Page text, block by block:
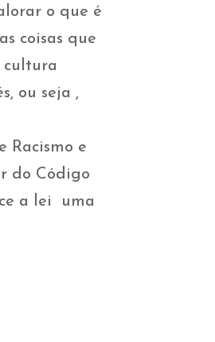
o que é
coisas que
cultura
ou seja ,
Racismo e
do Código
a lei uma